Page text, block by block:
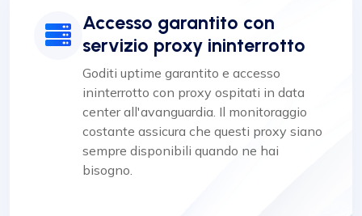
Accesso garantito con
servizio proxy ininterrotto
Goditi uptime garantito e accesso
ininterrotto con proxy ospitati in data
center all'avanguardia. Il monitoraggio
costante assicura che questi proxy siano
sempre disponibili quando ne hai
bisogno.